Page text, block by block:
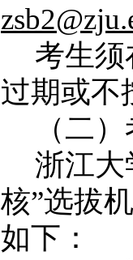
考生
过期或不
（二
浙江大
核”选拔
如下：